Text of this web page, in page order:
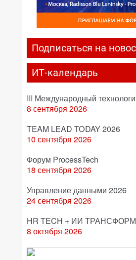
Подписаться на
ИТ-календарь
III Международный
8 сентября 2026
TEAM LEAD TODAY 2026
10 сентября 2026
Форум ProcessTech
18 сентября 2026
Управление данными 2026
24 сентября 2026
HR TECH + ИИ
8 октября 2026